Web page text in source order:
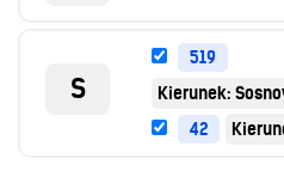
S
519
Kierunek:
42